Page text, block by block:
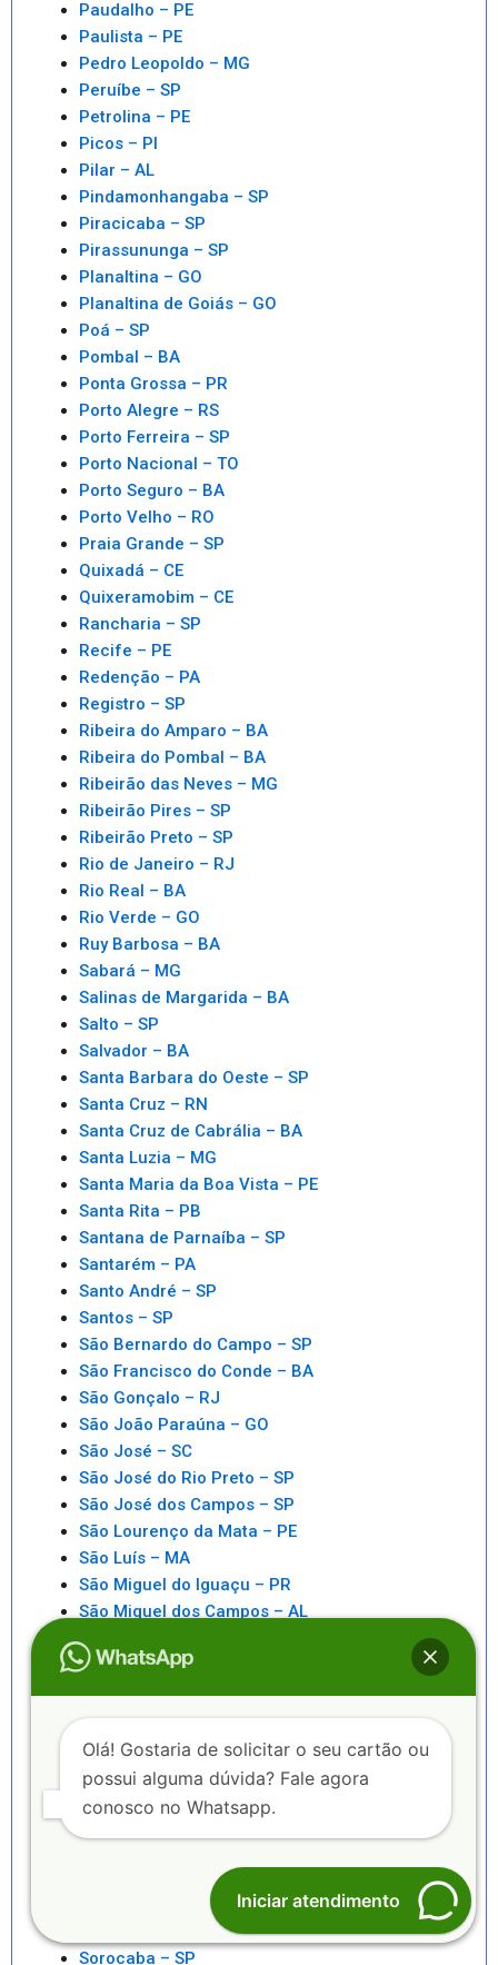
Paudalho – PE
Paulista – PE
Pedro Leopoldo – MG
Peruíbe – SP
Petrolina – PE
Picos – PI
Pilar – AL
Pindamonhangaba – SP
Piracicaba – SP
Pirassununga – SP
Planaltina – GO
Planaltina de Goiás – GO
Poá – SP
Pombal – BA
Ponta Grossa – PR
Porto Alegre – RS
Porto Ferreira – SP
Porto Nacional – TO
Porto Seguro – BA
Porto Velho – RO
Praia Grande – SP
Quixadá – CE
Quixeramobim – CE
Rancharia – SP
Recife – PE
Redenção – PA
Registro – SP
Ribeira do Amparo – BA
Ribeira do Pombal – BA
Ribeirão das Neves – MG
Ribeirão Pires – SP
Ribeirão Preto – SP
Rio de Janeiro – RJ
Rio Real – BA
Rio Verde – GO
Ruy Barbosa – BA
Sabará – MG
Salinas de Margarida – BA
Salto – SP
Salvador – BA
Santa Barbara do Oeste – SP
Santa Cruz – RN
Santa Cruz de Cabrália – BA
Santa Luzia – MG
Santa Maria da Boa Vista – PE
Santa Rita – PB
Santana de Parnaíba – SP
Santarém – PA
Santo André – SP
Santos – SP
São Bernardo do Campo – SP
São Francisco do Conde – BA
São Gonçalo – RJ
São João Paraúna – GO
São José – SC
São José do Rio Preto – SP
São José dos Campos – SP
São Lourenço da Mata – PE
São Luís – MA
São Miguel do Iguaçu – PR
São Miguel dos Campos – AL
São Paulo – SP
São Pedro da Aldeia – RJ
São Sebastiao – SP
São Sebastião – AL
Saquarema – RJ
Senhor do Bonfim – BA
Seropédica – RJ
Sete Lagoas – MG
Sorocaba – SP
Olá! Gostaria de solicitar o seu cartão ou
possui alguma dúvida? Fale agora
conosco no Whatsapp.
Iniciar atendimento